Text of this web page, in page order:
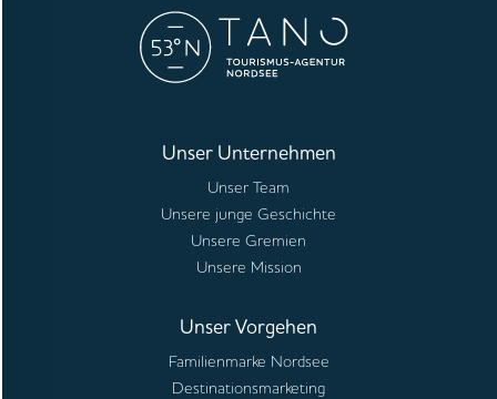
Unser Unternehmen
Unser Team
Unsere junge Geschichte
Unsere Gremien
Unsere Mission
Unser Vorgehen
Familienmarke Nordsee
Destinationsmarketing